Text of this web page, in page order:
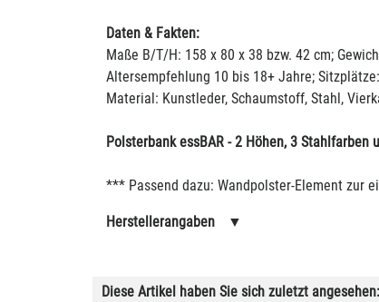
Daten & Fakten:
Maße B/T/H: 158 x 80 x 38 bzw. 42 cm;
Altersempfehlung 10 bis 18+ Jahre;
Material: Kunstleder, Schaumstoff, Stahl,
Polsterbank essBAR - 2 Höhen, 3
*** Passend dazu: Wandpolster-Element zur
Herstellerangaben ▼
Diese Artikel haben Sie sich zuletzt angesehen: